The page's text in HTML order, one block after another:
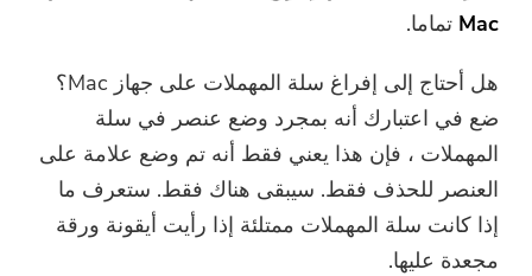
Mac تماما.
هل أحتاج إلى إفراغ سلة المهملات على جهاز Mac؟
ضع في اعتبارك أنه بمجرد وضع عنصر في سلة
المهملات ، فإن هذا يعني فقط أنه تم وضع علامة على
العنصر للحذف فقط. سيبقى هناك فقط. ستعرف ما
إذا كانت سلة المهملات ممتلئة إذا رأيت أيقونة ورقة
مجعدة عليها.